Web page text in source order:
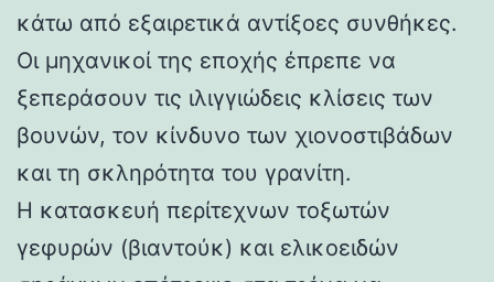
κάτω από εξαιρετικά αντίξοες συνθήκες.
Οι μηχανικοί της εποχής έπρεπε να
ξεπεράσουν τις ιλιγγιώδεις κλίσεις των
βουνών, τον κίνδυνο των χιονοστιβάδων
και τη σκληρότητα του γρανίτη.
Η κατασκευή περίτεχνων τοξωτών
γεφυρών (βιαντούκ) και ελικοειδών